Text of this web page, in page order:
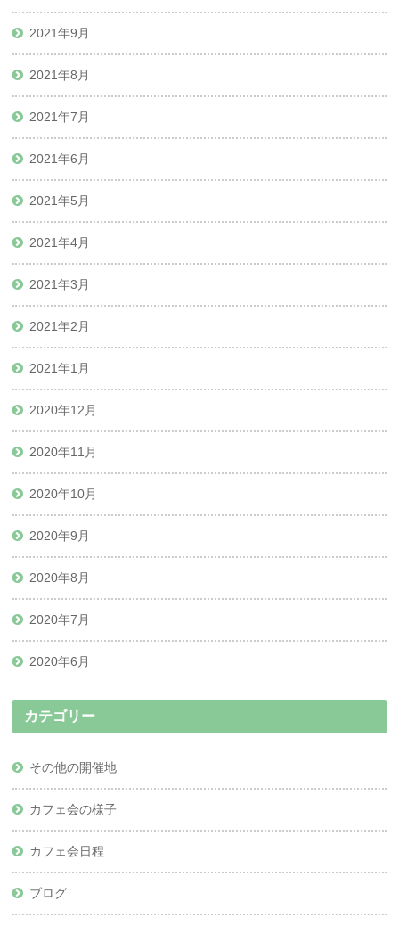
2021年9月
2021年8月
2021年7月
2021年6月
2021年5月
2021年4月
2021年3月
2021年2月
2021年1月
2020年12月
2020年11月
2020年10月
2020年9月
2020年8月
2020年7月
2020年6月
カテゴリー
その他の開催地
カフェ会の様子
カフェ会日程
ブログ